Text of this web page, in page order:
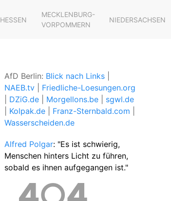
HESSEN
MECKLENBURG-
VORPOMMERN
NIEDERSACHSEN
AfD Berlin: Blick nach Links
NAEB.tv
Friedliche-Loesungen.org
DZiG.de Morgellons.be
sgwl.de
Kolpak.de Franz-Sternbald.com
Wasserscheiden.de
Alfred Polgar: "Es ist schwierig,
Menschen hinters Licht zu führen,
sobald es ihnen aufgegangen ist."